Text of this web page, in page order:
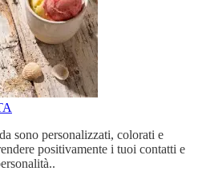
sono personalizzati, colorati e
positivamente i tuoi contatti e